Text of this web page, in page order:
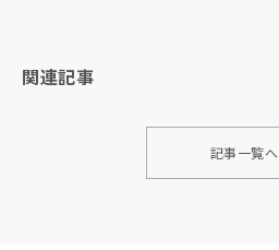
関連記事
記事一覧へ